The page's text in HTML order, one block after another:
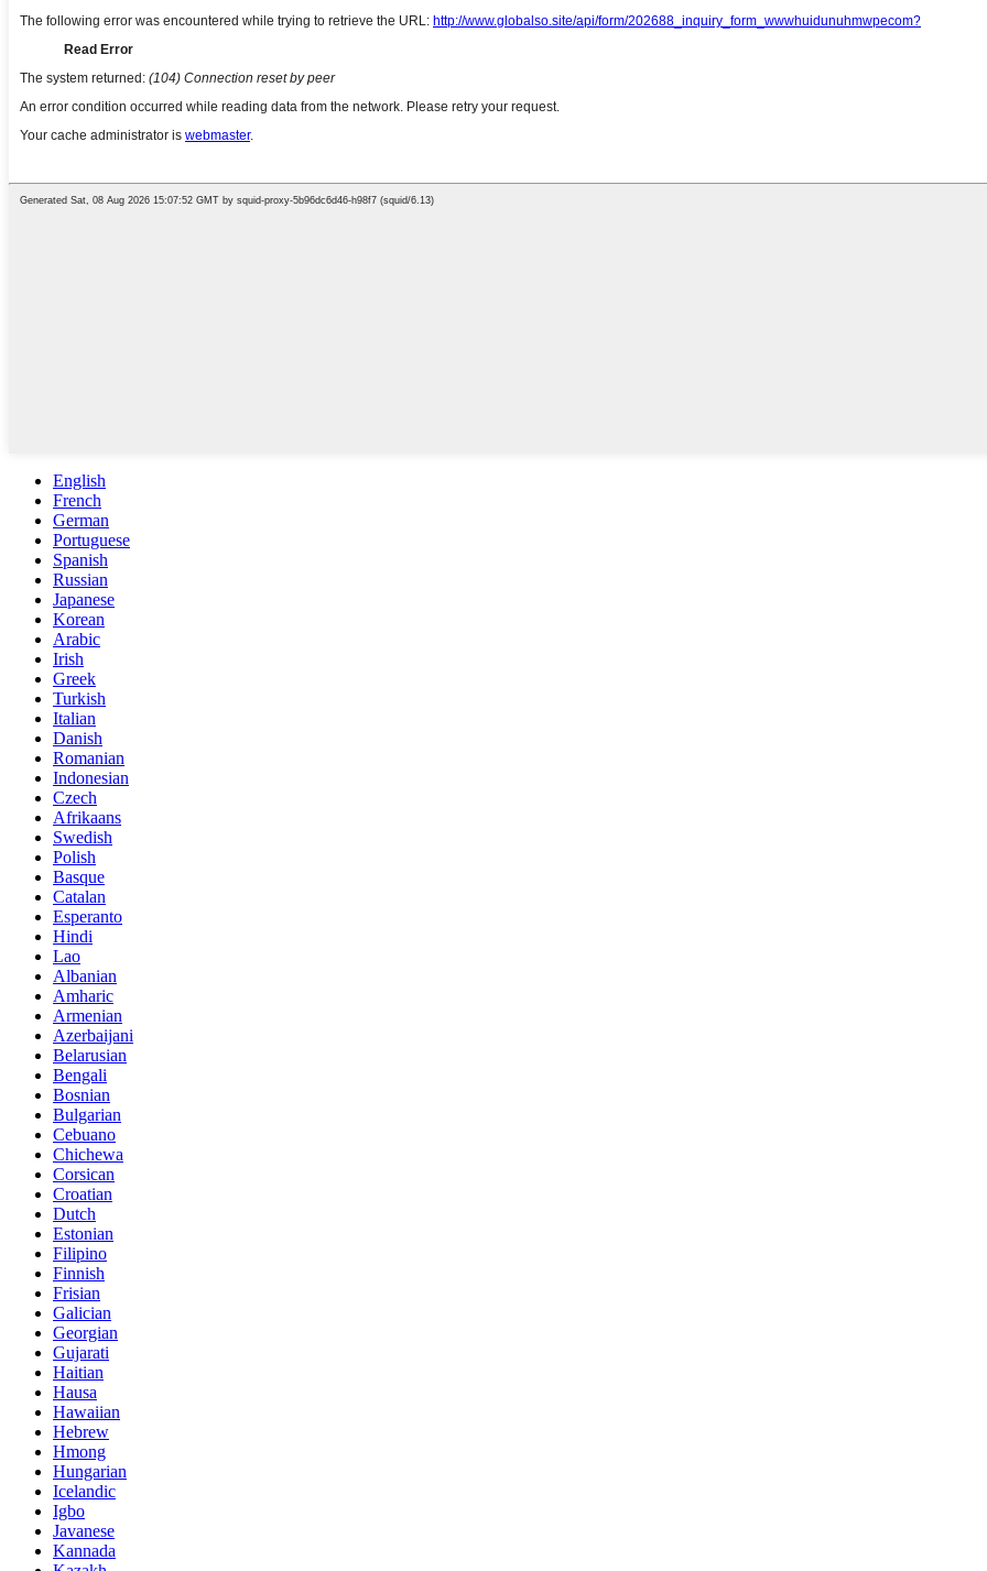
English
French
German
Portuguese
Spanish
Russian
Japanese
Korean
Arabic
Irish
Greek
Turkish
Italian
Danish
Romanian
Indonesian
Czech
Afrikaans
Swedish
Polish
Basque
Catalan
Esperanto
Hindi
Lao
Albanian
Amharic
Armenian
Azerbaijani
Belarusian
Bengali
Bosnian
Bulgarian
Cebuano
Chichewa
Corsican
Croatian
Dutch
Estonian
Filipino
Finnish
Frisian
Galician
Georgian
Gujarati
Haitian
Hausa
Hawaiian
Hebrew
Hmong
Hungarian
Icelandic
Igbo
Javanese
Kannada